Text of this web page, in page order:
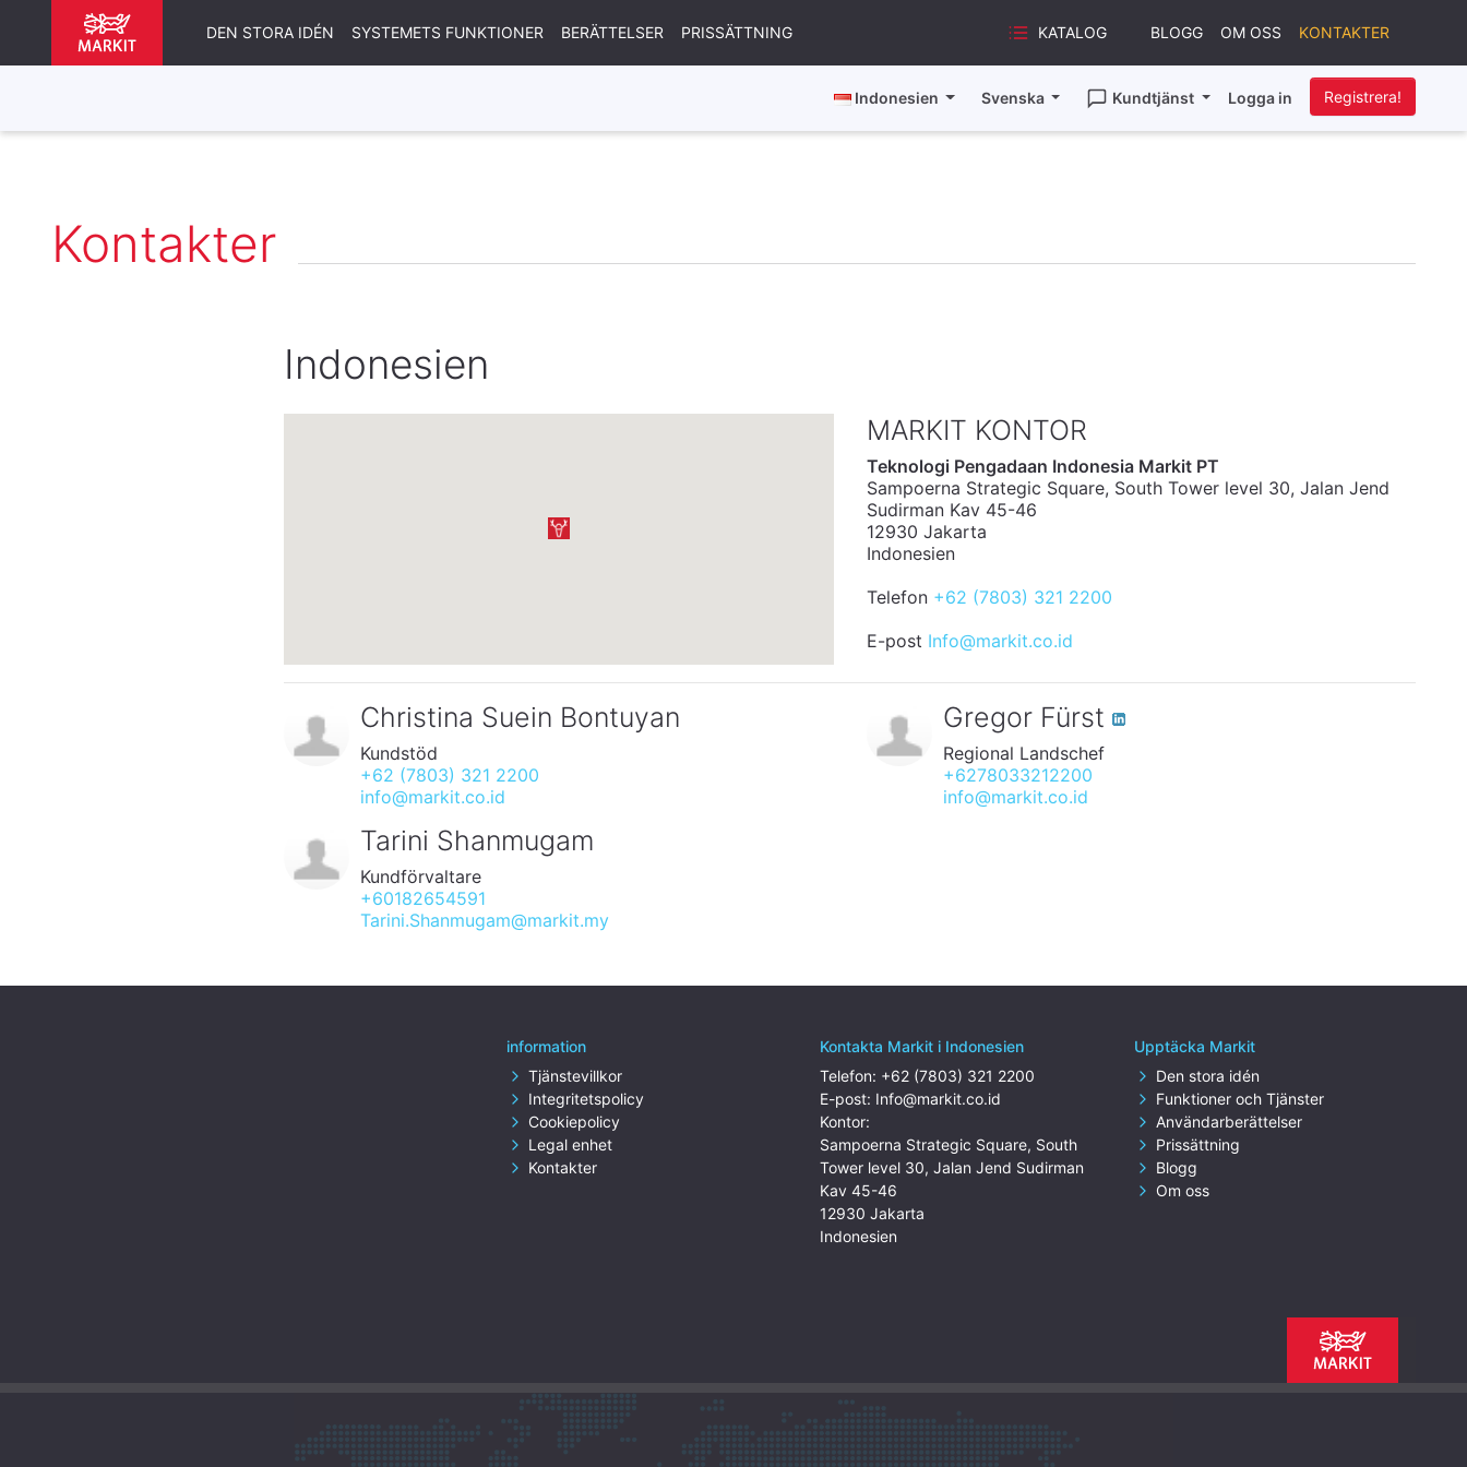
DEN STORA IDÉN SYSTEMETS FUNKTIONER BERÄTTELSER PRISSÄTTNING KATALOG BLOGG OM OSS KONTAKTER
Indonesien Svenska Kundtjänst Logga in Registrera!
Kontakter
Indonesien
MARKIT KONTOR
Teknologi Pengadaan Indonesia Markit PT
Sampoerna Strategic Square, South Tower level 30, Jalan Jend
Sudirman Kav 45-46
12930 Jakarta
Indonesien
Telefon +62 (7803) 321 2200
E-post Info@markit.co.id
Christina Suein Bontuyan
Kundstöd
+62 (7803) 321 2200
info@markit.co.id
Gregor Fürst
Regional Landschef
+6278033212200
info@markit.co.id
Tarini Shanmugam
Kundförvaltare
+60182654591
Tarini.Shanmugam@markit.my
information
Tjänstevillkor
Integritetspolicy
Cookiepolicy
Legal enhet
Kontakter
Kontakta Markit i Indonesien
Telefon: +62 (7803) 321 2200
E-post: Info@markit.co.id
Kontor:
Sampoerna Strategic Square, South
Tower level 30, Jalan Jend Sudirman
Kav 45-46
12930 Jakarta
Indonesien
Upptäcka Markit
Den stora idén
Funktioner och Tjänster
Användarberättelser
Prissättning
Blogg
Om oss